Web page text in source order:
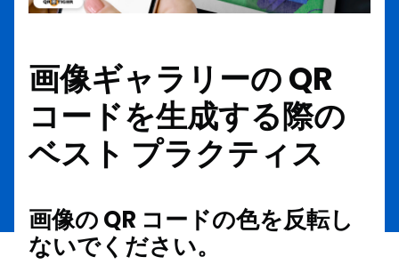
画像ギャラリーの QR
コードを生成する際の
ベスト プラクティス
画像の QR コードの色を反転し
ないでください。